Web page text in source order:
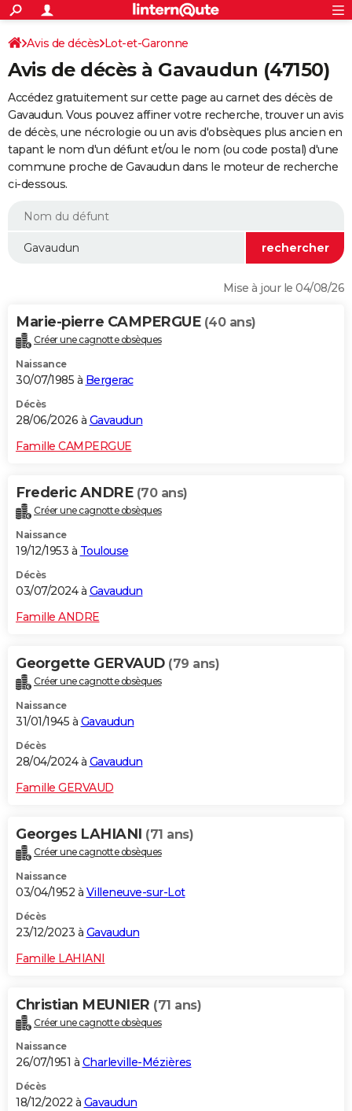
ACTUALITÉS
Politique
Société
Faits Divers
Education
Monde
Villes
+
SPORT
Coupe du monde 2026
Football
Tennis
Cyclisme
Rugby
Forum
Programme TV
TNT
Streaming
Cinéma
Sorties cinéma
Musique
+
FINANCE
Retraite
Epargne
Immobilier
Risques naturels par ville
Assurance
AUTO
Essais
Réserver un essai
Citadines
Berlines
SUV
Forum auto
+HIGH-TECH
BRICOLAGE
WEEK-END
Alimentation
Guide de la santé
Maladies
Médicaments
Sommeil
VOYAGE
Destinations
City break
Voyage nature
Voyage de noces
Forum
Climat
+PHOTO
GUIDES D'ACHAT
Carte de Noël
Carte Bonne année
Carte Saint-Valentin
Carte Pâques
Carte d'anniversaire
DICTIONNAIRE
Dictionnaire
Biographies
Citations
Expressions
Proverbes
PROGRAMME TV
S'inscrire
Se connecter
Lycées
Collèges
Primaires
Universités
Entreprises
Service militaire
Avis de recherche
AVIS DE DÉCÈS
FORUM
Connexion
Avis de décès Lot-et-Garonne
Avis de décès à Gavaudun (47150)
Accédez gratuitement sur cette page au carnet des décès de
Gavaudun. Vous pouvez affiner votre recherche, trouver un avis
de décès, une nécrologie ou un avis d'obsèques plus ancien en
tapant le nom d'un défunt et/ou le nom (ou code postal) d'une
commune proche de Gavaudun dans le moteur de recherche
ci-dessous.
Mise à jour le 04/08/26
Marie-pierre CAMPERGUE (40 ans)
Créer une cagnotte obsèques
Naissance
30/07/1985 à Bergerac
Décès
28/06/2026 à Gavaudun
Famille CAMPERGUE
Frederic ANDRE (70 ans)
Créer une cagnotte obsèques
Naissance
19/12/1953 à Toulouse
Décès
03/07/2024 à Gavaudun
Famille ANDRE
Georgette GERVAUD (79 ans)
Créer une cagnotte obsèques
Naissance
31/01/1945 à Gavaudun
Décès
28/04/2024 à Gavaudun
Famille GERVAUD
Georges LAHIANI (71 ans)
Créer une cagnotte obsèques
Naissance
03/04/1952 à Villeneuve-sur-Lot
Décès
23/12/2023 à Gavaudun
Famille LAHIANI
Christian MEUNIER (71 ans)
Créer une cagnotte obsèques
Naissance
26/07/1951 à Charleville-Mézières
Décès
18/12/2022 à Gavaudun